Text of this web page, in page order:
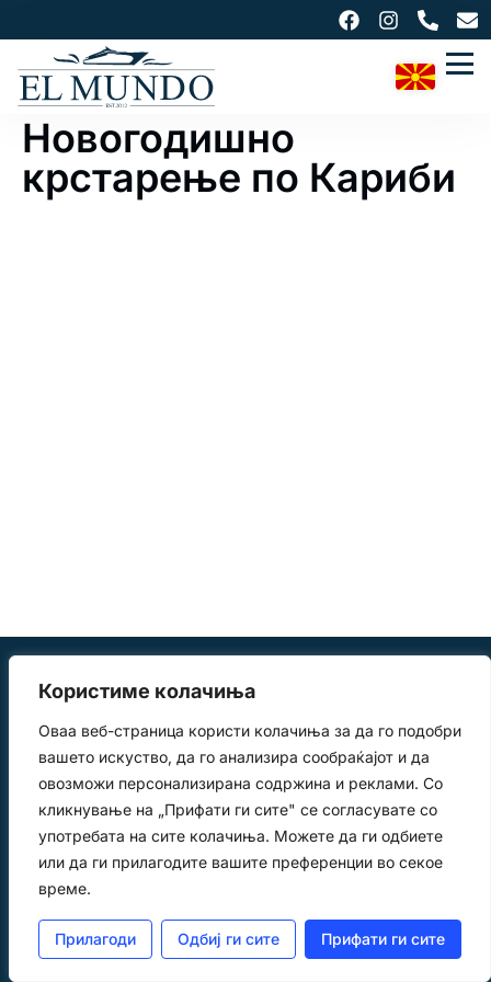
Користиме колачиња
Оваа веб-страница користи колачиња за да го подобри
вашето искуство, да го анализира сообраќајот и да
овозможи персонализирана содржина и реклами. Со
кликнување на „Прифати ги сите" се согласувате со
употребата на сите колачиња. Можете да ги одбиете
или да ги прилагодите вашите преференции во секое
време.
Прилагоди Одбиј ги сите Прифати ги сите
Новогодишно
крстарење по Кариби
Крстарења За нас
Контакт Летови
Побарај Понуда
info@elmundo.com.mk
+389 2 3051748
+389 78 407540
© 2025. Сите права се
задржани